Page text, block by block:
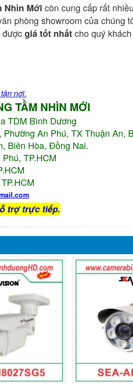
Nhìn Mới còn cung cấp rất
phòng showroom của chúng
đượcgiá tốt nhấtcho quý
nơi.
TẦM NHÌN MỚI
TDM Bình Dương
An Phú, TX Thuận An,
Biên Hòa, Đồng Nai.
TP.HCM
TP.HCM
trợ trực tiếp.